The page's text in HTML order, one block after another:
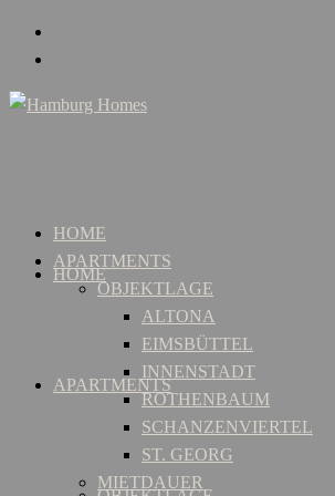
HOME
APARTMENTS
HOME
APARTMENTS
OBJEKTLAGE
ALTONA
EIMSBÜTTEL
INNENSTADT
ROTHENBAUM
SCHANZENVIERTEL
ST. GEORG
MIETDAUER